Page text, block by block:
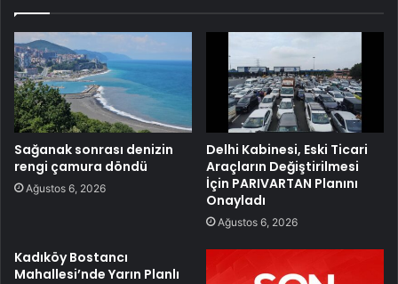
Sağanak sonrası denizin
rengi çamura döndü
Ağustos 6, 2026
Delhi Kabinesi, Eski Ticari
Araçların Değiştirilmesi
İçin PARIVARTAN Planını
Onayladı
Ağustos 6, 2026
Kadıköy Bostancı
Mahallesi’nde Yarın Planlı